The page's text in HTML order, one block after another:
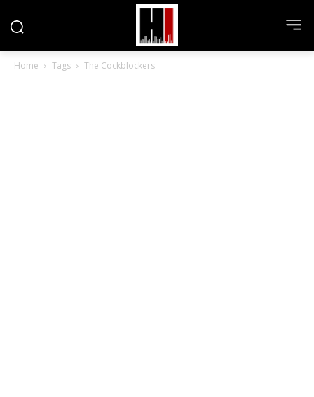
Home Tags The Cockblockers